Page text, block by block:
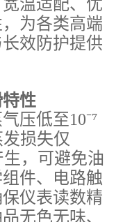
温适配、优
为各类高端
效防护提供
性
压低至10⁻⁷
损失仅
，可避免油
件、电路触
仪表读数精
无色无味、